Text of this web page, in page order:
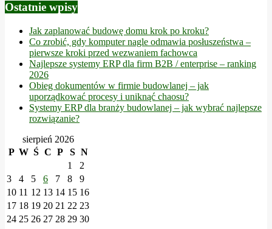
Ostatnie wpisy
Jak zaplanować budowę domu krok po kroku?
Co zrobić, gdy komputer nagle odmawia posłuszeństwa –
pierwsze kroki przed wezwaniem fachowca
Najlepsze systemy ERP dla firm B2B / enterprise – ranking
2026
Obieg dokumentów w firmie budowlanej – jak
uporządkować procesy i uniknąć chaosu?
Systemy ERP dla branży budowlanej – jak wybrać najlepsze
rozwiązanie?
sierpień 2026
P W Ś C P S N
1
2
3
4 5 6 7 8
9
10 11 12 13 14 15 16
17 18 19 20 21 22 23
24 25 26 27 28 29 30